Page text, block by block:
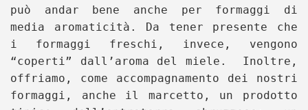
può andar bene anche per formaggi di
media aromaticità. Da tener presente che
i formaggi freschi, invece, vengono
“coperti” dall’aroma del miele. Inoltre,
offriamo, come accompagnamento dei nostri
formaggi, anche il marcetto, un prodotto